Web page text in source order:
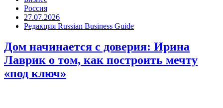
Россия
27.07.2026
Редакция Russian Business Guide
Дом начинается с доверия: Ирина
Лаврик о том, как построить мечту
«под ключ»